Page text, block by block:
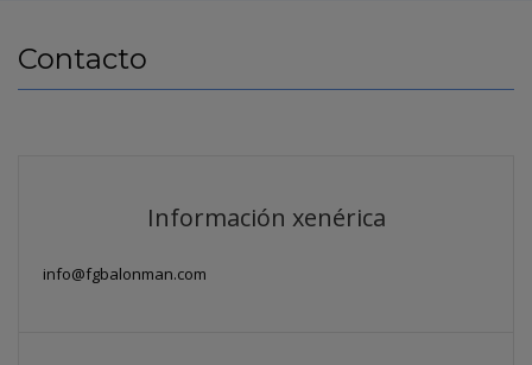
Contacto
Información xenérica
info@fgbalonman.com